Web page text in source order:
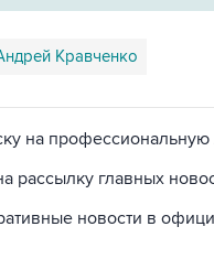
Кравченко
на профессиональную
рассылку главных
новости в